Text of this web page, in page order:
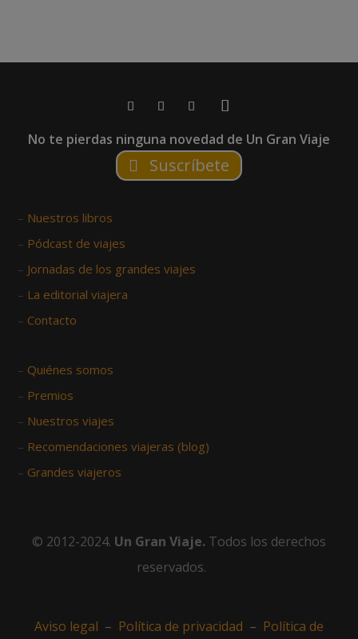
No te pierdas ninguna novedad de Un Gran Viaje
Suscríbete
– Nuestros libros
– Pódcast de viajes
– Jornadas de los grandes viajes
– La editorial viajera
– Contacto
– Quiénes somos
– Premios
– Nuestros viajes
– Recomendaciones viajeras (blog)
– Grandes viajeros
© 2012-2024. Un Gran Viaje. Todos los derechos
reservados.
Aviso legal – Política de privacidad – Política de